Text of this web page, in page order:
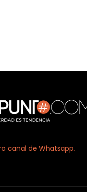
canal de Whatsapp.